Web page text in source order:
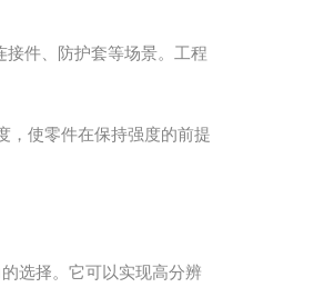
件、防护套等场景。工程
，使零件在保持强度的前提
选择。它可以实现高分辨